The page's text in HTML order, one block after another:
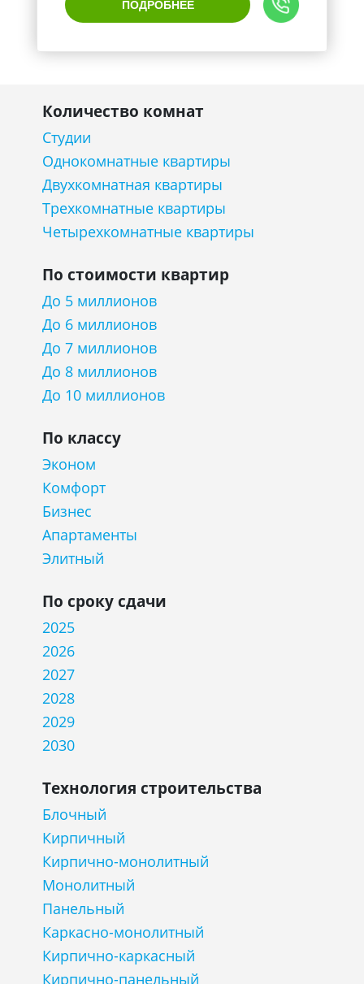
ПОДРОБНЕЕ
Количество комнат
Студии
Однокомнатные квартиры
Двухкомнатная квартиры
Трехкомнатные квартиры
Четырехкомнатные квартиры
По стоимости квартир
До 5 миллионов
До 6 миллионов
До 7 миллионов
До 8 миллионов
До 10 миллионов
По классу
Эконом
Комфорт
Бизнес
Апартаменты
Элитный
По сроку сдачи
2025
2026
2027
2028
2029
2030
Технология строительства
Блочный
Кирпичный
Кирпично-монолитный
Монолитный
Панельный
Каркасно-монолитный
Кирпично-каркасный
Кирпично-панельный